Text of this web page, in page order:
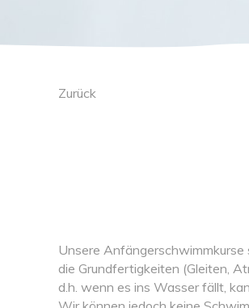
Zurück
Unsere Anfängerschwimmkurse
die Grundfertigkeiten (Gleiten,
d.h. wenn es ins Wasser fällt,